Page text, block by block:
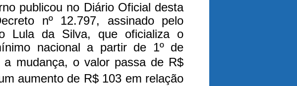
publicou no Diário Oficial desta
nº 12.797, assinado pelo
Lula da Silva, que oficializa o
nacional a partir de 1º de
a mudança, o valor passa de R$
aumento de R$ 103 em relação